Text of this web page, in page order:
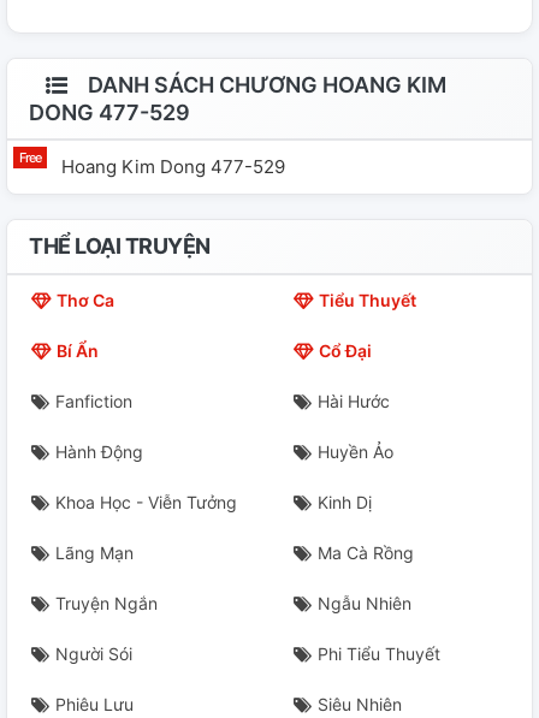
DANH SÁCH CHƯƠNG HOANG KIM
DONG 477-529
Hoang Kim Dong 477-529
THỂ LOẠI TRUYỆN
Thơ Ca Tiểu Thuyết
Bí Ẩn Cổ Đại
Fanfiction Hài Hước
Hành Động Huyền Ảo
Khoa Học - Viễn Tưởng Kinh Dị
Lãng Mạn Ma Cà Rồng
Truyện Ngắn Ngẫu Nhiên
Người Sói Phi Tiểu Thuyết
Phiêu Lưu Siêu Nhiên